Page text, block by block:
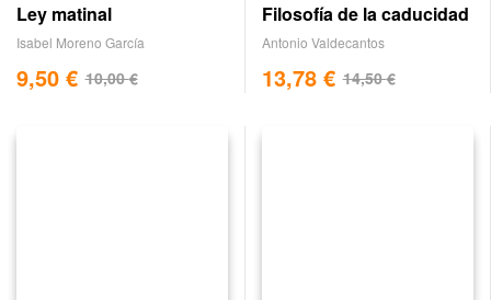
Ley matinal
Isabel Moreno García
10,00€
9,50 €
Filosofía de la caducidad
Antonio Valdecantos
14,50€
13,78 €